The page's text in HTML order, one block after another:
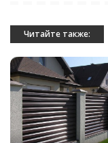
Читайте также: